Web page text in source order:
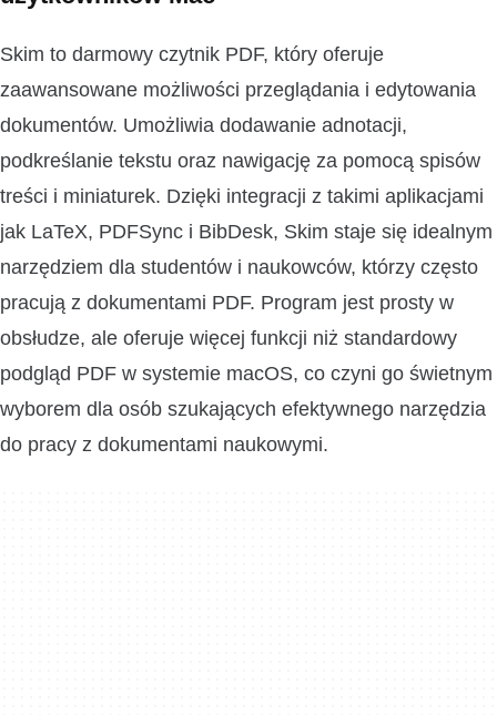
Skim to darmowy czytnik PDF, który oferuje
zaawansowane możliwości przeglądania i edytowania
dokumentów. Umożliwia dodawanie adnotacji,
podkreślanie tekstu oraz nawigację za pomocą spisów
treści i miniaturek. Dzięki integracji z takimi aplikacjami
jak LaTeX, PDFSync i BibDesk, Skim staje się idealnym
narzędziem dla studentów i naukowców, którzy często
pracują z dokumentami PDF. Program jest prosty w
obsłudze, ale oferuje więcej funkcji niż standardowy
podgląd PDF w systemie macOS, co czyni go świetnym
wyborem dla osób szukających efektywnego narzędzia
do pracy z dokumentami naukowymi.